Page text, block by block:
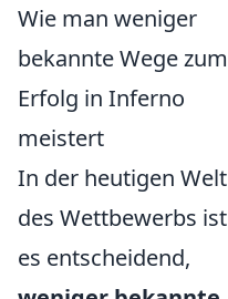
Wie man weniger
bekannte Wege zum
Erfolg in Inferno
meistert
In der heutigen Welt
des Wettbewerbs ist
es entscheidend,